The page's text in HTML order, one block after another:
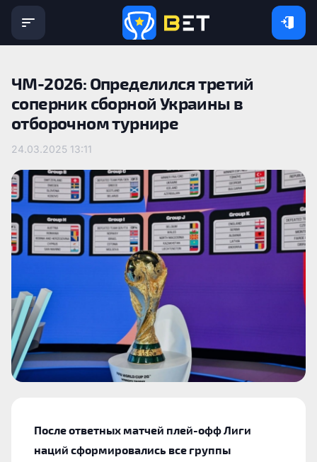
ЧМ-2026: Определился третий
соперник сборной Украины в
отборочном турнире
24.03.2025 13:11
После ответных матчей плей-офф Лиги
наций сформировались все группы